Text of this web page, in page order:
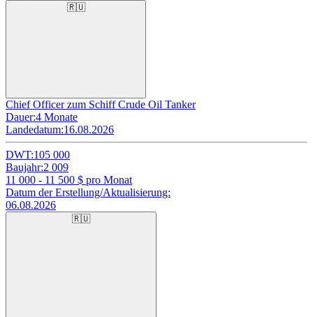
🇷🇺
Chief Officer zum Schiff Crude Oil Tanker
Dauer:4 Monate
Landedatum:16.08.2026
DWT:105 000
Baujahr:2 009
11 000 - 11 500 $ pro Monat
Datum der Erstellung/Aktualisierung:
06.08.2026
🇷🇺